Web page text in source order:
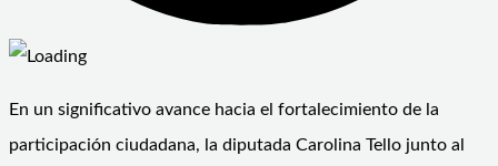
En un significativo avance hacia el fortalecimiento de la
participación ciudadana, la diputada Carolina Tello junto al